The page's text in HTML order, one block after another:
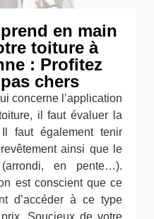
en main
toiture à
: Profitez
chers
concerne l’application
il faut évaluer la
faut également tenir
ainsi que le
en pente…).
est conscient que ce
d’accéder à ce type
Soucieux de votre